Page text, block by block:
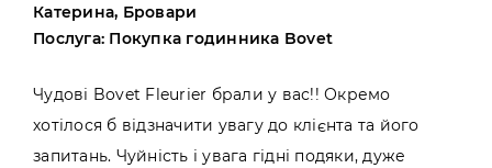
Катерина, Бровари
Послуга: Покупка годинника Bovet
Чудові Bovet Fleurier брали у вас!! Окремо
хотілося б відзначити увагу до клієнта та його
запитань. Чуйність і увага гідні подяки, дуже